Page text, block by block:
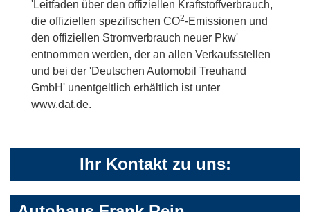
'Leitfaden über den offiziellen Kraftstoffverbrauch,
die offiziellen spezifischen CO2-Emissionen und
den offiziellen Stromverbrauch neuer Pkw'
entnommen werden, der an allen Verkaufsstellen
und bei der 'Deutschen Automobil Treuhand
GmbH' unentgeltlich erhältlich ist unter
www.dat.de.
Ihr Kontakt zu uns: